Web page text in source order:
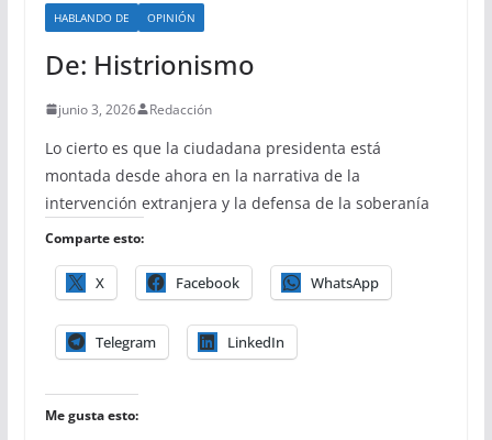
HABLANDO DE OPINIÓN
De: Histrionismo
junio 3, 2026 Redacción
Lo cierto es que la ciudadana presidenta está
montada desde ahora en la narrativa de la
intervención extranjera y la defensa de la soberanía
Comparte esto:
X Facebook WhatsApp
Telegram LinkedIn
Me gusta esto: